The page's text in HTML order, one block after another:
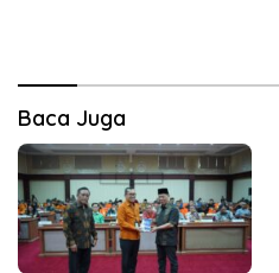
Baca Juga